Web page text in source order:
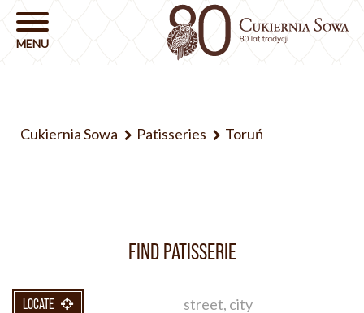
Cukiernia Sowa Patisseries Toruń
FIND PATISSERIE
LOCATE